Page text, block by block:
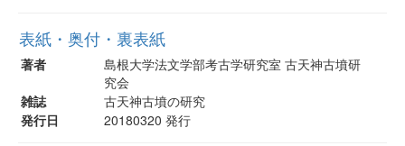
表紙・奥付・裏表紙
著者
島根大学法文学部考古学研究室 古天神古墳研
究会
雑誌
古天神古墳の研究
発行日
20180320 発行